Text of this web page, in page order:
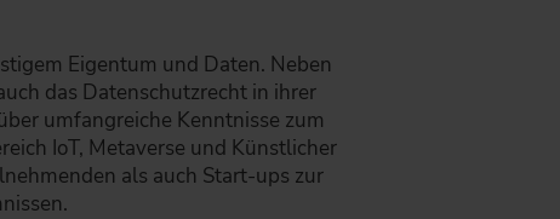
Eigentum und Daten. Neben
das Datenschutzrecht in ihrer
umfangreiche Kenntnisse zum
IoT, Metaverse und Künstlicher
als auch Start-ups zur